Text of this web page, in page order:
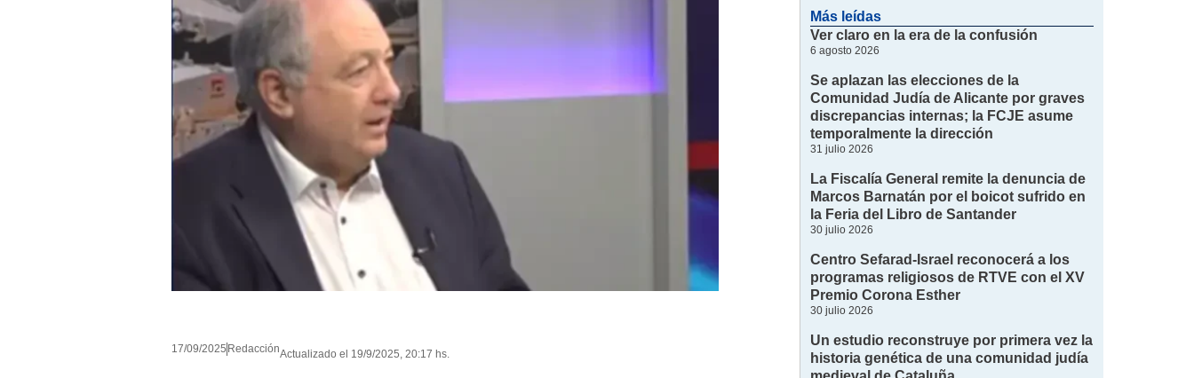
17/09/2025 RedacciónActualizado el 19/9/2025, 20:17 hs.
Más leídas
Ver claro en la era de la confusión
6 agosto 2026
Se aplazan las elecciones de la
Comunidad Judía de Alicante por graves
discrepancias internas; la FCJE asume
temporalmente la dirección
31 julio 2026
La Fiscalía General remite la denuncia de
Marcos Barnatán por el boicot sufrido en
la Feria del Libro de Santander
30 julio 2026
Centro Sefarad-Israel reconocerá a los
programas religiosos de RTVE con el XV
Premio Corona Esther
30 julio 2026
Un estudio reconstruye por primera vez la
historia genética de una comunidad judía